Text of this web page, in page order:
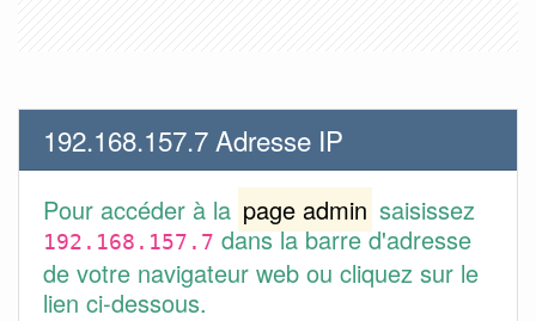
192.168.157.7 Adresse IP
Pour accéder à la page admin saisissez
192.168.157.7 dans la barre d'adresse
de votre navigateur web ou cliquez sur le
lien ci-dessous.